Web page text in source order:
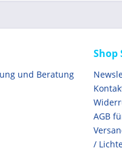
und Beratung
Shop
AGB
/